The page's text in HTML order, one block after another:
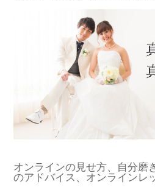
オンラインの見せ方、自分磨
のアドバイス、オンラインレ